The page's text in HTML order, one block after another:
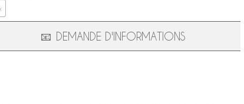
📧 DEMANDE D'INFORMATIONS